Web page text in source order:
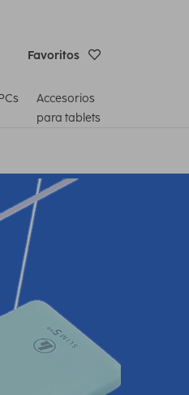
Favoritos
Accesorios
para tablets